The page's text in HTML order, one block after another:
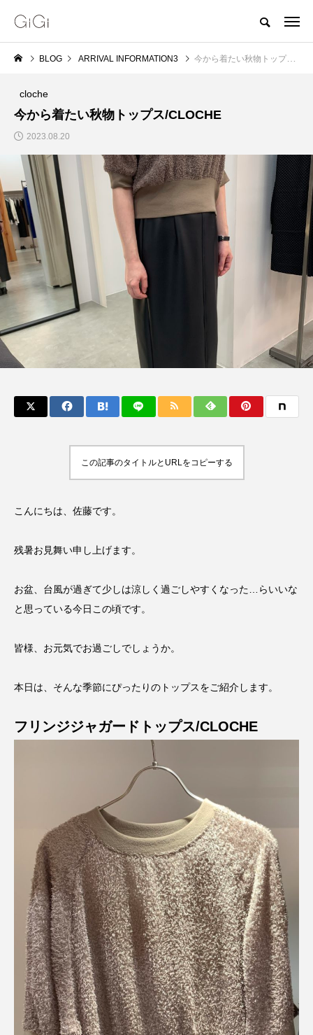
BLOG ARRIVAL INFORMATION3 今から着たい秋物トップス/CLOCHE
cloche
今から着たい秋物トップス/CLOCHE
2023.08.20
この記事のタイトルとURLをコピーする
こんにちは、佐藤です。
残暑お見舞い申し上げます。
お盆、台風が過ぎて少しは涼しく過ごしやすくなった…らいいな
と思っている今日この頃です。
皆様、お元気でお過ごしでしょうか。
本日は、そんな季節にぴったりのトップスをご紹介します。
フリンジジャガードトップス/CLOCHE